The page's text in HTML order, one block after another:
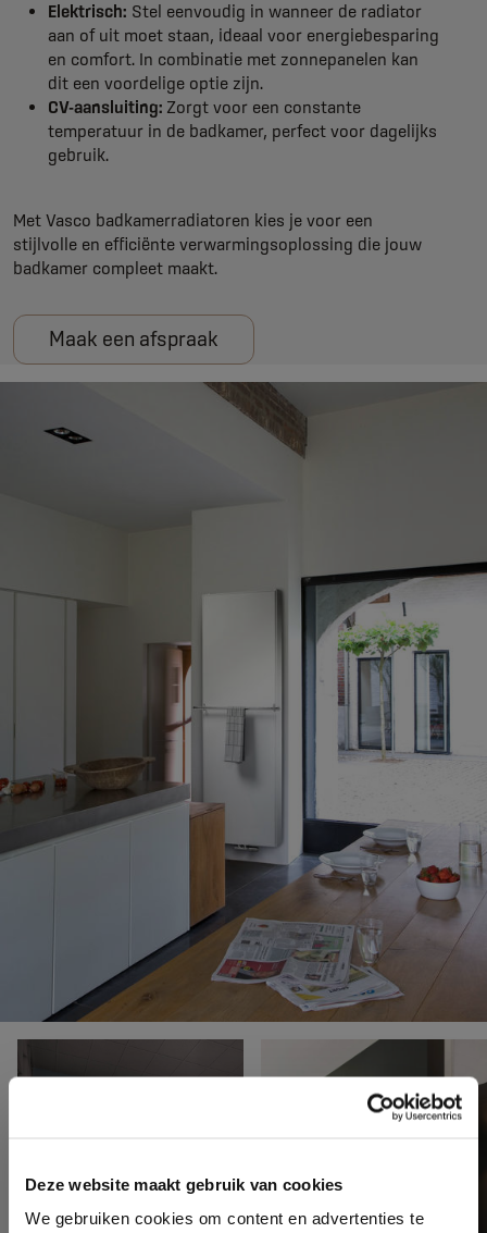
Deze website maakt gebruik van cookies
We gebruiken cookies om content en advertenties te
Elektrisch: Stel eenvoudig in wanneer de radiator
aan of uit moet staan, ideaal voor energiebesparing
en comfort. In combinatie met zonnepanelen kan
dit een voordelige optie zijn.
CV-aansluiting: Zorgt voor een constante
temperatuur in de badkamer, perfect voor dagelijks
gebruik.
Met Vasco badkamerradiatoren kies je voor een
stijlvolle en efficiënte verwarmingsoplossing die jouw
badkamer compleet maakt.
Maak een afspraak